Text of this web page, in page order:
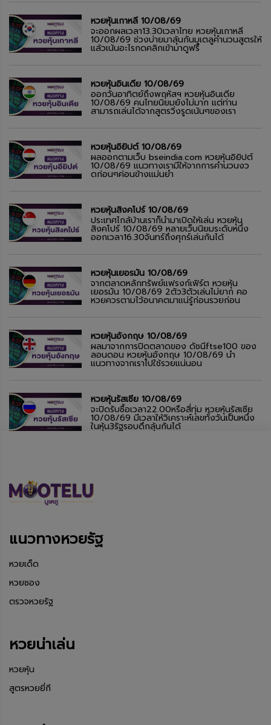
หวยหุ้นเกาหลี 10/08/69
จะออกผลเวลา13.30เวลาไทย หวยหุ้นเกาหลี
10/08/69 ช่วงบ่ายมาลุ้นกันมูเตลูคำนวนสูตรให้
แล้วเน้นอะไรกดคลิกเข้ามาดูฟรี
หวยหุ้นอินเดีย 10/08/69
ออกวันอาทิตย์ถึงพฤหัสฯ หวยหุ้นอินเดีย
10/08/69 คนไทยนิยมยังไม่มาก แต่ท่าน
สามารถเล่นได้จากสูตรวิ่งรูดเน้นๆของเรา
หวยหุ้นอิยิปต์ 10/08/69
ผลออกตามเว็บ bseindia.com หวยหุ้นอิยิปต์
10/08/69 แนวทางเรามีให้จากการคำนวนงว
ดก่อนๆค่อนข้างแม่นยำ
หวยหุ้นสิงคโปร์ 10/08/69
ประเทศไกล้บ้านเราก็นำมาเปิดให้เล่น หวยหุ้น
สิงคโปร์ 10/08/69 หลายเว็บนิยมระดับหนึ่ง
ออกเวลา16.30จันทร์ถึงศุกร์เล่นกันได้
หวยหุ้นเยอรมัน 10/08/69
จากตลาดหลักทรัพย์แฟรงก์เฟิร์ต หวยหุ้น
เยอรมัน 10/08/69 2ตัว3ตัวเล่นไม่ยาก คอ
หวยควรตามไว้อนาคตมาแน่รู้ก่อนรวยก่อน
หวยหุ้นอังกฤษ 10/08/69
ผลมาจากการปิดตลาดของ ดัชนีftse100 ของ
ลอนดอน หวยหุ้นอังกฤษ 10/08/69 นำ
แนวทางจากเราไปใช้รวยแน่นอน
หวยหุ้นรัสเซีย 10/08/69
จะปิดรับซื้อเวลา22.00หรือสี่ทุ่ม หวยหุ้นรัสเซีย
10/08/69 มีเวลาให้วิเคราะห์เลขทั้งวันเป็นหนึ่ง
ในหุ้น3รัฐรอบดึกลุ้นกันได้
แนวทางหวยรัฐ
หวยเด็ด
หวยซอง
ตรวจหวยรัฐ
หวยน่าเล่น
หวยหุ้น
สูตรหวยยี่กี